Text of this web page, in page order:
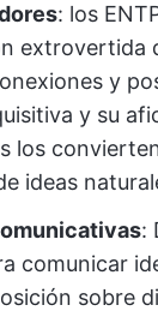
: los
extrovertida
y
y su
los
ideas
:
comunicar
sobre